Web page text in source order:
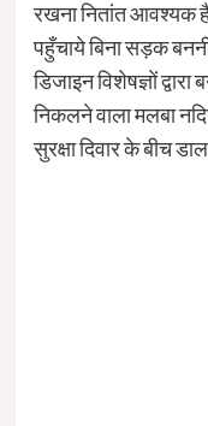
रखना नितांत आवश्यक
पहुँचाये बिना सड़क
डिजाइन विशेषज्ञों
निकलने वाला मलबा
सुरक्षा दिवार के बीच